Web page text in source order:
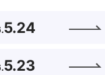
5.24
5.23